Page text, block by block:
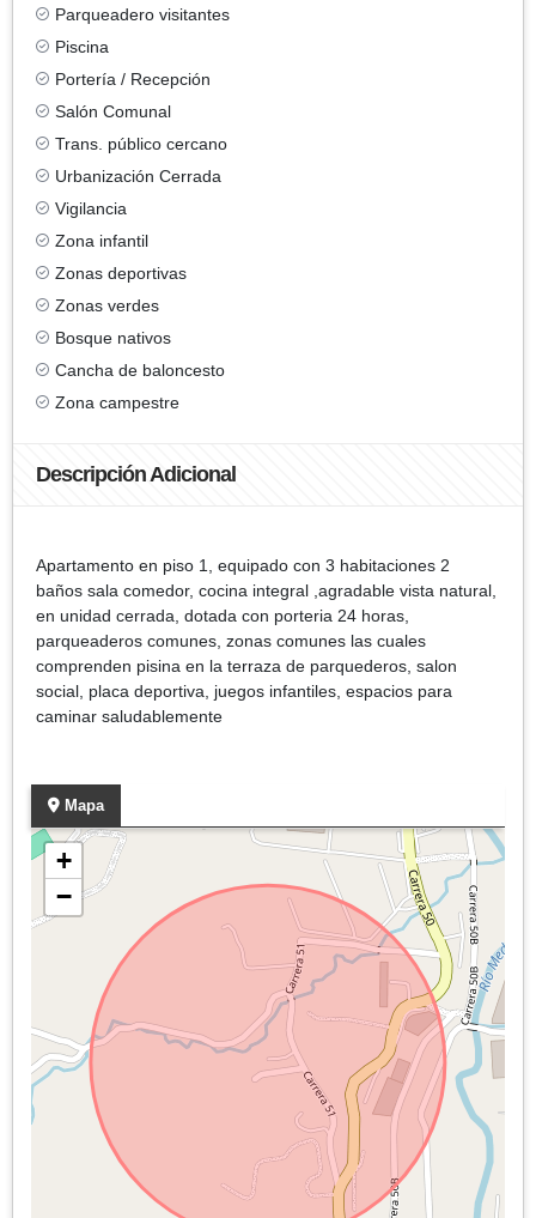
Parqueadero visitantes
Piscina
Portería / Recepción
Salón Comunal
Trans. público cercano
Urbanización Cerrada
Vigilancia
Zona infantil
Zonas deportivas
Zonas verdes
Bosque nativos
Cancha de baloncesto
Zona campestre
Descripción Adicional
Apartamento en piso 1, equipado con 3 habitaciones 2
baños sala comedor, cocina integral ,agradable vista natural,
en unidad cerrada, dotada con porteria 24 horas,
parqueaderos comunes, zonas comunes las cuales
comprenden pisina en la terraza de parquederos, salon
social, placa deportiva, juegos infantiles, espacios para
caminar saludablemente
Mapa
+
−